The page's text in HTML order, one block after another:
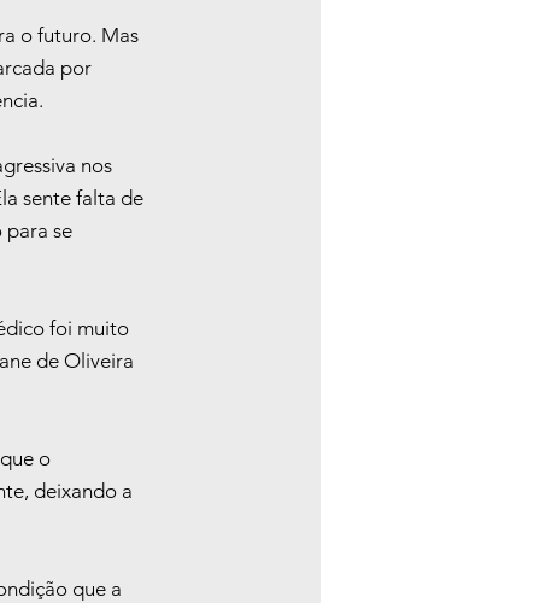
o futuro. Mas
por
nos
sente falta de
para se
foi muito
de Oliveira
o
deixando a
que a